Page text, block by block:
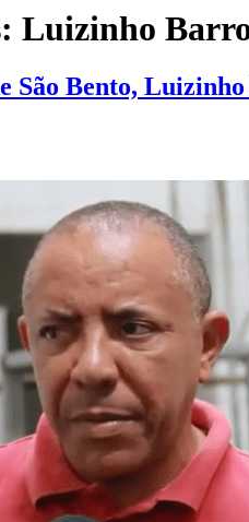
Luizinho
São Bento,